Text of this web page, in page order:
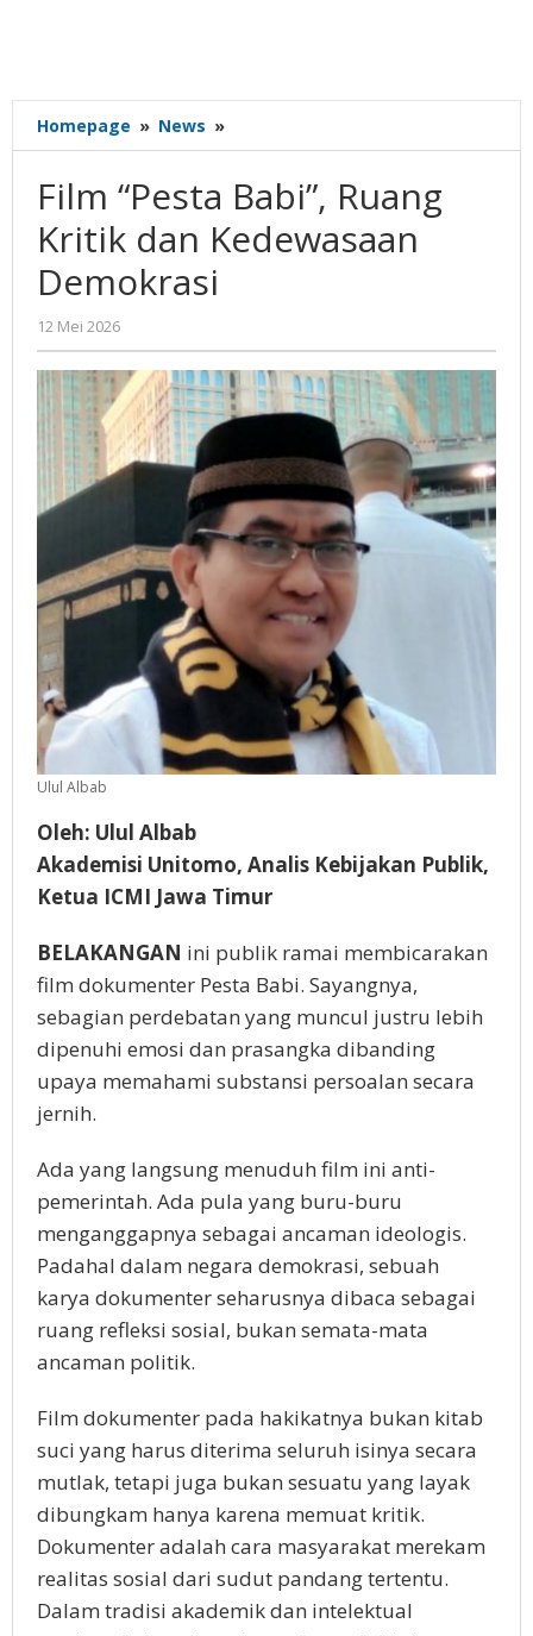
Homepage » News »
“Pesta
Ruang
Kritik
dan
Film “Pesta Babi”, Ruang
Kritik dan Kedewasaan
Demokrasi
12 Mei 2026
Gatot
Susanto
Ulul Albab
Oleh: Ulul Albab
Akademisi Unitomo, Analis Kebijakan Publik,
Ketua ICMI Jawa Timur
BELAKANGAN ini publik ramai membicarakan
film dokumenter Pesta Babi. Sayangnya,
sebagian perdebatan yang muncul justru lebih
dipenuhi emosi dan prasangka dibanding
upaya memahami substansi persoalan secara
jernih.
Ada yang langsung menuduh film ini anti-
pemerintah. Ada pula yang buru-buru
menganggapnya sebagai ancaman ideologis.
Padahal dalam negara demokrasi, sebuah
karya dokumenter seharusnya dibaca sebagai
ruang refleksi sosial, bukan semata-mata
ancaman politik.
Film dokumenter pada hakikatnya bukan kitab
suci yang harus diterima seluruh isinya secara
mutlak, tetapi juga bukan sesuatu yang layak
dibungkam hanya karena memuat kritik.
Dokumenter adalah cara masyarakat merekam
realitas sosial dari sudut pandang tertentu.
Dalam tradisi akademik dan intelektual